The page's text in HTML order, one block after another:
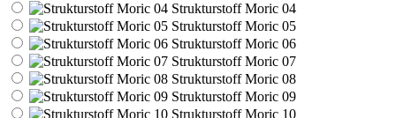
Strukturstoff Moric 04
Strukturstoff Moric 05
Strukturstoff Moric 06
Strukturstoff Moric 07
Strukturstoff Moric 08
Strukturstoff Moric 09
Strukturstoff Moric 10